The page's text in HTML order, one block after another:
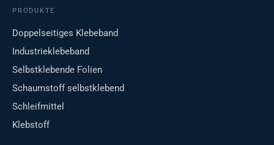
PRODUKTE
Doppelseitiges Klebeband
Industrieklebeband
Selbstklebende Folien
Schaumstoff selbstklebend
Schleifmittel
Klebstoff